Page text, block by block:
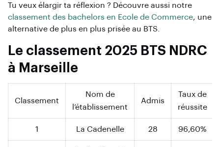
Tu veux élargir ta réflexion ? Découvre aussi notre
classement des bachelors en Ecole de Commerce, une
alternative de plus en plus prisée au BTS.
Le classement 2025 BTS NDRC
à Marseille
Classement
Nom de
l’établissement
Admis
Taux de
réussite
1 La Cadenelle 28 96,60%